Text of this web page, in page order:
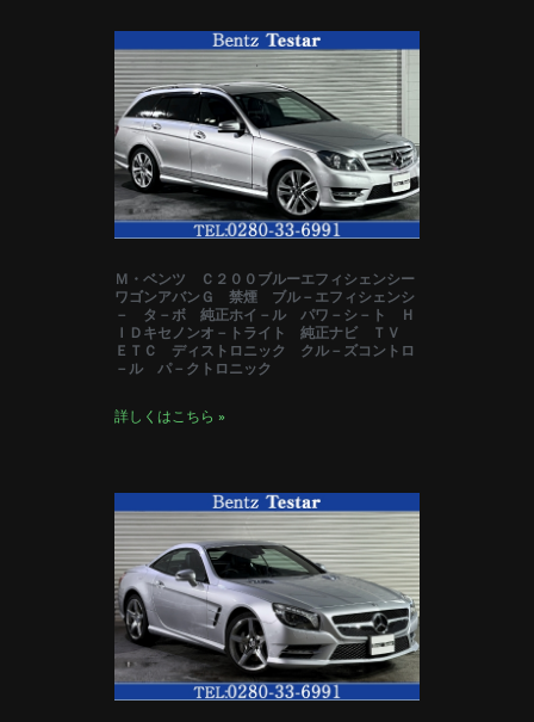
Ｍ・ベンツ Ｃ２００ブルーエフィシェンシー
ワゴンアバンＧ 禁煙 ブル－エフィシェンシ
－ タ－ボ 純正ホイ－ル パワ－シ－ト Ｈ
ＩＤキセノンオ－トライト 純正ナビ ＴＶ
ＥＴＣ ディストロニック クル－ズコントロ
－ル パ－クトロニック
詳しくはこちら »